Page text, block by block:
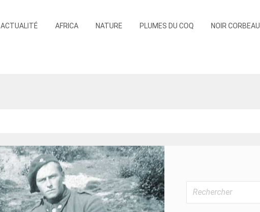
ACTUALITÉ AFRICA NATURE PLUMES DU COQ NOIR CORBEAU
Rechercher